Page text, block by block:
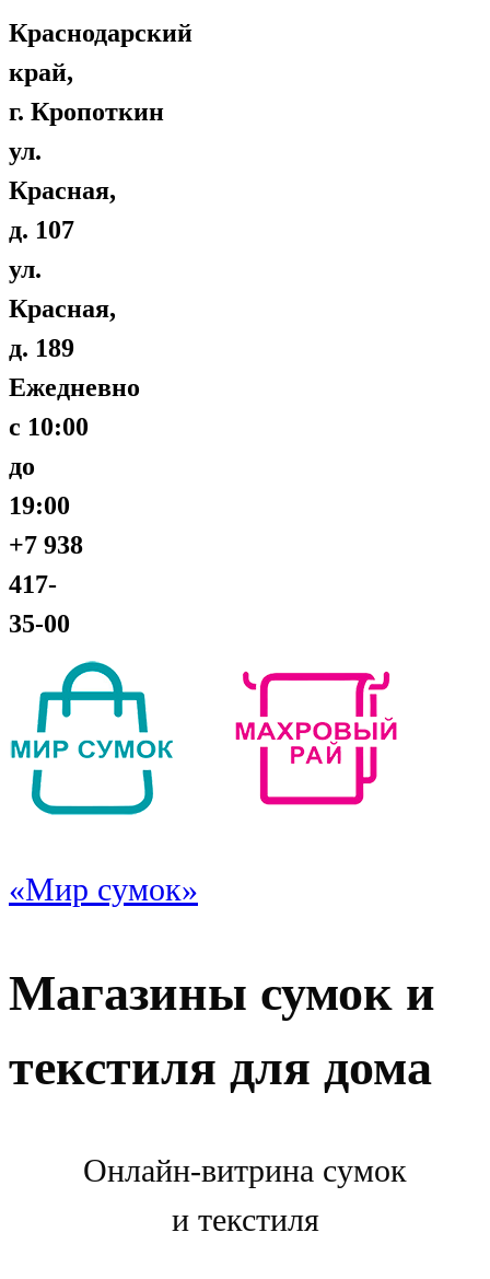
Краснодарский
край,
г. Кропоткин
ул.
Красная,
д. 107
ул.
Красная,
д. 189
Ежедневно
с 10:00
до
19:00
+7 938
417-
35-00
«Мир сумок»
Магазины сумок и
текстиля для дома
Онлайн-витрина сумок
и текстиля